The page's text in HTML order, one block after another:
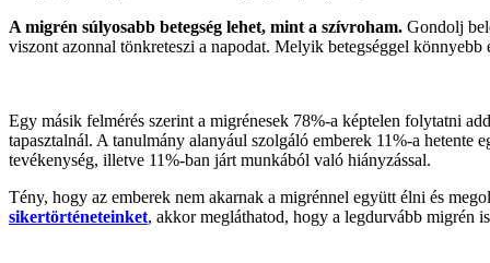
A migrén súlyosabb betegség lehet, mint a szívroham. Gondolj
viszont azonnal tönkreteszi a napodat. Melyik betegséggel könnyebb
Egy másik felmérés szerint a migrénesek 78%-a képtelen folytatni
tapasztalnál. A tanulmány alanyául szolgáló emberek 11%-a hetente
tevékenység, illetve 11%-ban járt munkából való hiányzással.
Tény, hogy az emberek nem akarnak a migrénnel együtt élni és
sikertörténeteinket, akkor megláthatod, hogy a legdurvább migrén